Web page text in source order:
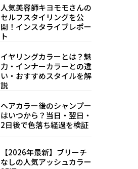
人気美容師キヨモモさんの
セルフスタイリングを公
開！インスタライブレポー
ト
イヤリングカラーとは？魅
力・インナーカラーとの違
い・おすすめスタイルを解
説
ヘアカラー後のシャンプー
はいつから？当日・翌日・
2日後で色落ち経過を検証
【2026年最新】ブリーチ
なしの人気アッシュカラー